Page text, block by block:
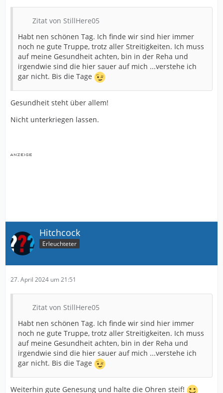
Zitat von StillHere05
Habt nen schönen Tag. Ich finde wir sind hier immer
noch ne gute Truppe, trotz aller Streitigkeiten. Ich muss
auf meine Gesundheit achten, bin in der Reha und
irgendwie sind die hier sauer auf mich ...verstehe ich
gar nicht. Bis die Tage
Gesundheit steht über allem!
Nicht unterkriegen lassen.
Hitchcock
Erleuchteter
27. April 2024 um 21:51
Zitat von StillHere05
Habt nen schönen Tag. Ich finde wir sind hier immer
noch ne gute Truppe, trotz aller Streitigkeiten. Ich muss
auf meine Gesundheit achten, bin in der Reha und
irgendwie sind die hier sauer auf mich ...verstehe ich
gar nicht. Bis die Tage
Weiterhin gute Genesung und halte die Ohren steif!